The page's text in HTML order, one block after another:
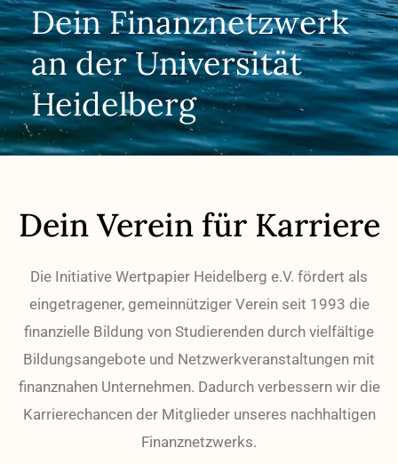
Dein Finanznetzwerk
an der Universität
Heidelberg
Dein Verein für Karriere
Die Initiative Wertpapier Heidelberg e.V. fördert als
eingetragener, gemeinnütziger Verein seit 1993 die
finanzielle Bildung von Studierenden durch vielfältige
Bildungsangebote und Netzwerkveranstaltungen mit
finanznahen Unternehmen. Dadurch verbessern wir die
Karrierechancen der Mitglieder unseres nachhaltigen
Finanznetzwerks.